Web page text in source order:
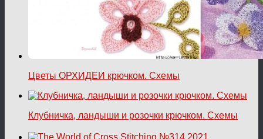
Цветы ОРХИДЕИ крючком. Схемы
Клубничка, ландыши и розочки крючком. Схемы